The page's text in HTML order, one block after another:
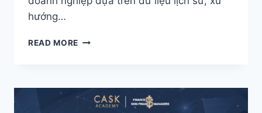
hướng…
READ MORE DỰ
LÀ
GÌ?